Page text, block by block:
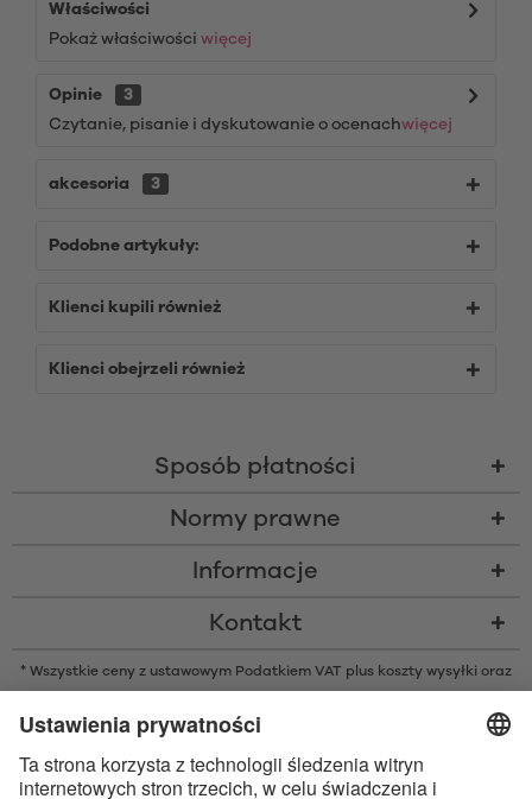
Właściwości
Pokaż właściwości więcej
Opinie
3
Czytanie, pisanie i dyskutowanie o ocenachwięcej
akcesoria 3
Podobne artykuły:
Klienci kupili również
Klienci obejrzeli również
Sposób płatności
Normy prawne
Informacje
Kontakt
* Wszystkie ceny z ustawowym Podatkiem VAT plus koszty wysyłki oraz
* Znak słowny i logo Bluetooth® są zarejestrowanymi znakami
towarowymi należącymi do Bluetooth SIG, Inc. i każde użycie tych znaków
przez Satisfyer GmbH jest wykonywane na licencji.